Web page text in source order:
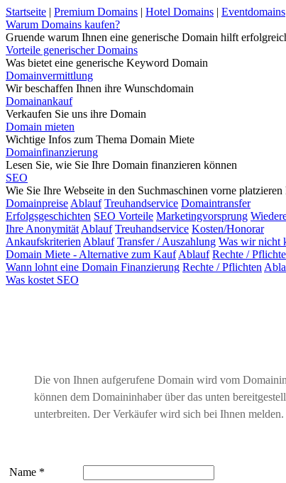
Startseite | Premium Domains | Hotel Domains | Eventdomains
Warum Domains kaufen?
Gruende warum Ihnen eine generische Domain hilft
Vorteile generischer Domains
Was bietet eine generische Keyword Domain
Domainvermittlung
Wir beschaffen Ihnen ihre Wunschdomain
Domainankauf
Verkaufen Sie uns ihre Domain
Domain mieten
Wichtige Infos zum Thema Domain Miete
Domainfinanzierung
Lesen Sie, wie Sie Ihre Domain finanzieren können
SEO
Wie Sie Ihre Webseite in den Suchmaschinen vorne platzieren
Domainpreise Ablauf Treuhandservice Domaintransfer
Erfolgsgeschichten SEO Vorteile Marketingvorsprung
Ihre Anonymität Ablauf Treuhandservice Kosten/Honorar
Ankaufskriterien Ablauf Transfer / Auszahlung Was wir nicht
Domain Miete - Alternative zum Kauf Ablauf Rechte /
Wann lohnt eine Domain Finanzierung Rechte / Pflichten
Was kostet SEO
Die von Ihnen aufgerufene Domain wird vom
können dem Domaininhaber über das unten
unterbreiten. Der Verkäufer wird sich bei Ihnen melden.
Name *